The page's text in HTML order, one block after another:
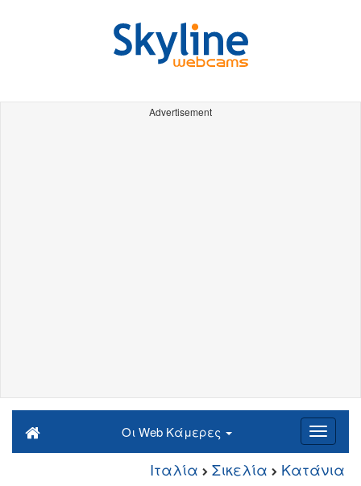
Advertisement
Οι Web Κάμερες
Ιταλία Σικελία Κατάνια